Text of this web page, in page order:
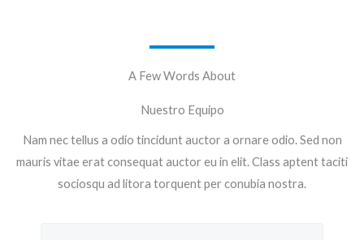
A Few Words About
Nuestro Equipo
Nam nec tellus a odio tincidunt auctor a ornare odio. Sed non
mauris vitae erat consequat auctor eu in elit. Class aptent taciti
sociosqu ad litora torquent per conubia nostra.